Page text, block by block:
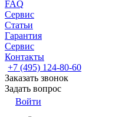
FAQ
Сервис
Статьи
Гарантия
Сервис
Контакты
+7 (495) 124-80-60
Заказать звонок
Задать вопрос
Войти